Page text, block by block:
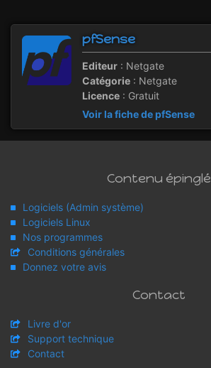
pfSense
Editeur : Netgate
Catégorie : Netgate
Licence : Gratuit
Voir la fiche de pfSense
Contenu épinglé
Logiciels (Admin système)
Logiciels Linux
Nos programmes
Conditions générales
Donnez votre avis
Contact
Livre d'or
Support technique
Contact